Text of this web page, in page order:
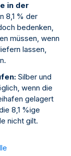
in der
8,1 % der
bedenken,
müssen, wenn
lassen,
Silber und
wenn die
gelagert
8,1 %ige
nicht gilt.